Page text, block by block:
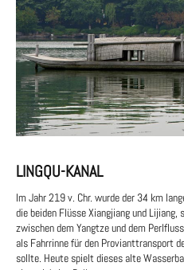
LINGQU-KANAL
Im Jahr 219 v. Chr. wurde der 34 km
die beiden Flüsse Xiangjiang und Lijiang,
zwischen dem Yangtze und dem
als Fahrrinne für den Provianttransport
sollte. Heute spielt dieses alte